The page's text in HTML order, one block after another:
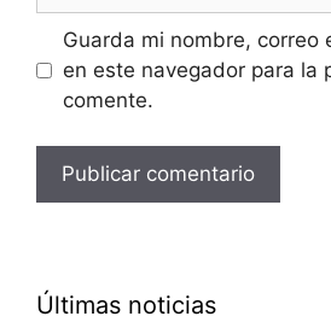
Guarda mi nombre, correo
en este navegador para la
comente.
Últimas noticias